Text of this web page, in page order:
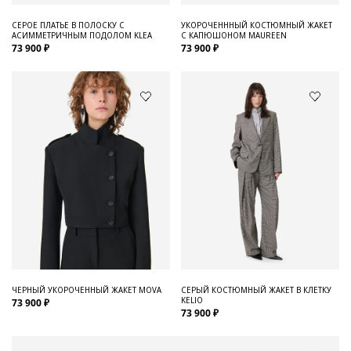
СЕРОЕ ПЛАТЬЕ В ПОЛОСКУ С
АСИММЕТРИЧНЫМ ПОДОЛОМ KLEA
73 900 ₽
УКОРОЧЕНННЫЙ КОСТЮМНЫЙ ЖАКЕТ
С КАПЮШОНОМ MAUREEN
73 900 ₽
ЧЕРНЫЙ УКОРОЧЕННЫЙ ЖАКЕТ MOVA
73 900 ₽
СЕРЫЙ КОСТЮМНЫЙ ЖАКЕТ В КЛЕТКУ
KELIO
73 900 ₽